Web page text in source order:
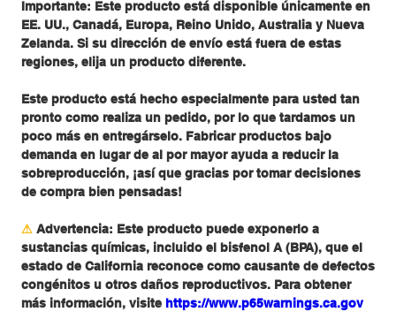
Importante: Este producto está disponible únicamente en
EE. UU., Canadá, Europa, Reino Unido, Australia y Nueva
Zelanda. Si su dirección de envío está fuera de estas
regiones, elija un producto diferente.
Este producto está hecho especialmente para usted tan
pronto como realiza un pedido, por lo que tardamos un
poco más en entregárselo. Fabricar productos bajo
demanda en lugar de al por mayor ayuda a reducir la
sobreproducción, ¡así que gracias por tomar decisiones
de compra bien pensadas!
⚠ Advertencia: Este producto puede exponerlo a
sustancias químicas, incluido el bisfenol A (BPA), que el
estado de California reconoce como causante de defectos
congénitos u otros daños reproductivos. Para obtener
más información, visite https://www.p65warnings.ca.gov